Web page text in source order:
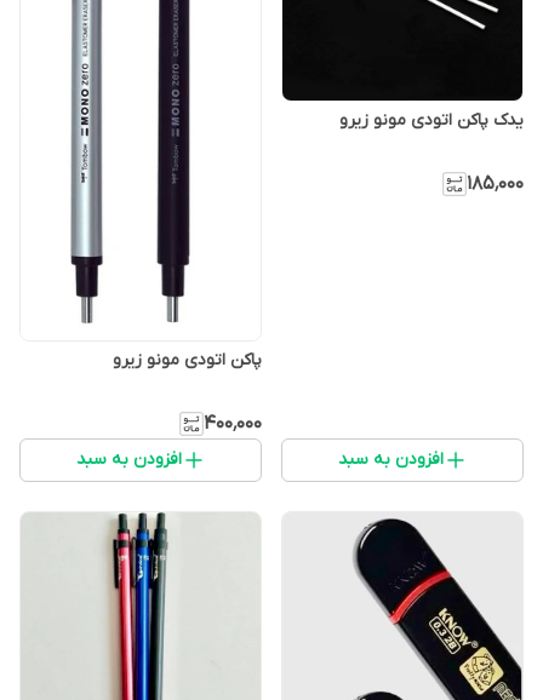
یدک پاکن اتودی مونو زیرو
۱۸۵٬۰۰۰
افزودن به سبد
پاکن اتودی مونو زیرو
۴۰۰٬۰۰۰
افزودن به سبد